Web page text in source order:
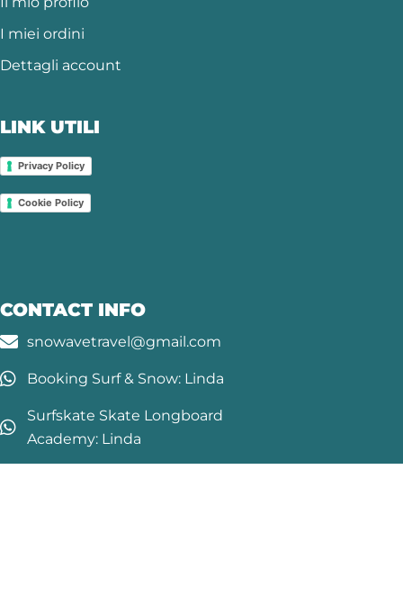
I miei ordini
Dettagli account
LINK UTILI
Privacy Policy
Cookie Policy
CONTACT INFO
snowavetravel@gmail.com
Booking Surf & Snow: Linda
Surfskate Skate Longboard
Academy: Linda